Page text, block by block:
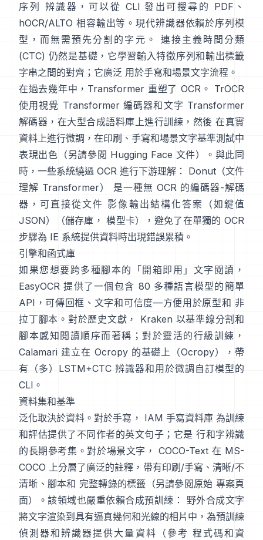
序列 辨識器，可以從 CLI 發出可搜尋的 PDF、
hOCR/ALTO 相容輸出等。現代辨識器依賴於序列模
型，而無需預先分割的字元。
連接主義時間分類
(CTC) 仍然是基礎，它學習輸入特徵序列和輸出標籤
字串之間的對齊；它廣泛 用於手寫和場景文字流程。
在過去幾年中，Transformer 重塑了 OCR。 TrOCR
使用視覺 Transformer 編碼器和文字 Transformer
解碼器，在大型合成語料庫上進行訓練，然後 在真實
資料上進行微調，在印刷、手寫和場景文字基準測試中
表現出色（另請參閱 Hugging Face 文件）。與此同
時，一些系統繞過 OCR 進行下游理解：
Donut（文件
理解 Transformer）
是一種無 OCR 的編碼器-解碼
器，可直接從文件 影像輸出結構化答案（如鍵值
JSON）（儲存庫 ， 模型卡），避免了在單獨的 OCR
步驟為 IE 系統提供資料時出現錯誤累積。
引擎和函式庫
如果您想要跨多種腳本的「開箱即用」文字閱讀，
EasyOCR 提供了一個包含 80 多種語言模型的簡單
API，可傳回框、文字和可信度—方便用於原型和 非
拉丁腳本。對於歷史文獻，
Kraken 以基準線分割和
腳本感知閱讀順序而著稱；對於靈活的行級訓練，
Calamari 建立在 Ocropy 的基礎上（Ocropy），帶
有（多）LSTM+CTC 辨識器和用於微調自訂模型的
CLI。
資料集和基準
泛化取決於資料。對於手寫， IAM 手寫資料庫 為訓練
和評估提供了不同作者的英文句子；它是 行和字辨識
的長期參考集。對於場景文字，
COCO-Text 在 MS-
COCO 上分層了廣泛的註釋，帶有印刷/手寫、清晰/不
清晰、腳本和 完整轉錄的標籤（另請參閱原始 專案頁
面）。該領域也嚴重依賴合成預訓練：
野外合成文字
將文字渲染到具有逼真幾何和光線的相片中，為預訓練
偵測器和辨識器提供大量資料（參考 程式碼和資